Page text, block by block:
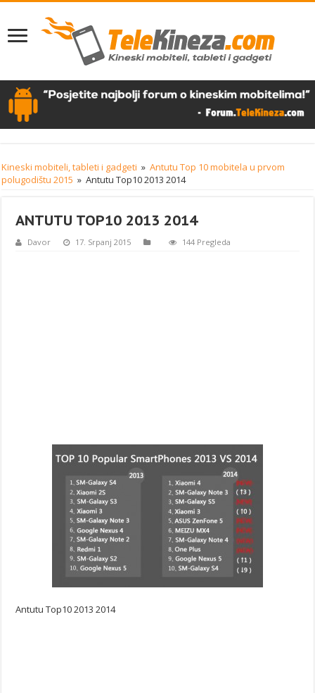
Kineski mobiteli, tableti i gadgeti » Antutu Top 10 mobitela u prvom
polugodištu 2015 » Antutu Top10 2013 2014
ANTUTU TOP10 2013 2014
Davor 17. Srpanj 2015 144 Pregleda
Antutu Top10 2013 2014